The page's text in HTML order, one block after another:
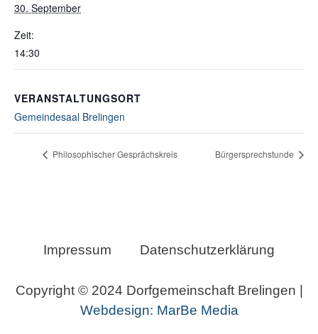
30. September
Zeit:
14:30
VERANSTALTUNGSORT
Gemeindesaal Brelingen
Philosophischer Gesprächskreis Bürgersprechstunde
Copyright © 2024 Dorfgemeinschaft Brelingen |
Webdesign: MarBe Media
Impressum Datenschutzerklärung